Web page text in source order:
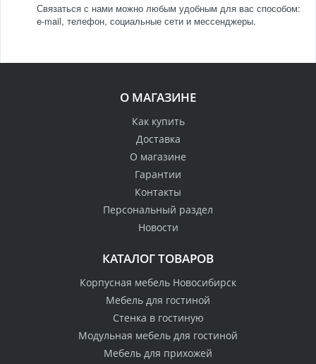
Связаться с нами можно любым удобным для вас способом:
e-mail, телефон, социальные сети и мессенджеры.
О МАГАЗИНЕ
Как купить
Доставка
О магазине
Гарантии
Контакты
Персональный раздел
Новости
КАТАЛОГ ТОВАРОВ
Корпусная мебель Новосибирск
Мебель для гостиной
Стенка в гостиную
Модульная мебель для гостиной
Мебель для прихожей